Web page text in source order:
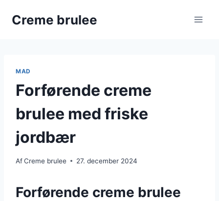
Creme brulee
MAD
Forførende creme
brulee med friske
jordbær
AfCreme brulee 27. december 2024
Forførende creme brulee